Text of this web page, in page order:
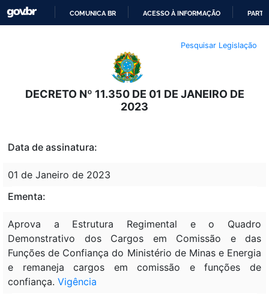
O
CONTEÚDO
COMUNICA BR ACESSO À INFORMAÇÃO
Pesquisar Legislação
DECRETO Nº 11.350 DE 01 DE JANEIRO DE
2023
Data de assinatura:
01 de Janeiro de 2023
Ementa:
Aprova a Estrutura Regimental e o Quadro
Demonstrativo dos Cargos em Comissão e das
Funções de Confiança do Ministério de Minas e Energia
e remaneja cargos em comissão e funções de
confiança. Vigência